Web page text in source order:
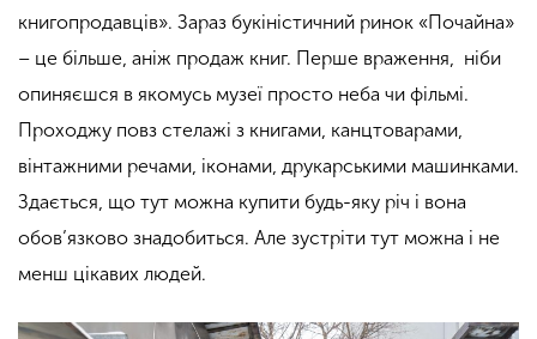
книгопродавців». Зараз букіністичний ринок «Почайна»
– це більше, аніж продаж книг. Перше враження, ніби
опиняєшся в якомусь музеї просто неба чи фільмі.
Проходжу повз стелажі з книгами, канцтоварами,
вінтажними речами, іконами, друкарськими машинками.
Здається, що тут можна купити будь-яку річ і вона
обов’язково знадобиться. Але зустріти тут можна і не
менш цікавих людей.